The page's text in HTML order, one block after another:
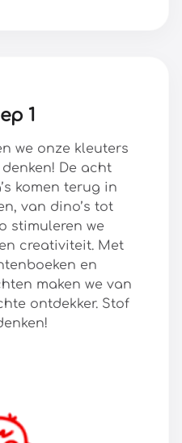
1
we onze kleuters
De acht
komen terug in
van dino’s tot
stimuleren we
creativiteit. Met
en
maken we van
ontdekker. Stof